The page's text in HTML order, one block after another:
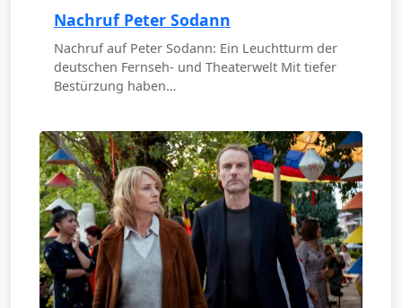
Nachruf Peter Sodann
Nachruf auf Peter Sodann: Ein Leuchtturm der
deutschen Fernseh- und Theaterwelt Mit tiefer
Bestürzung haben…